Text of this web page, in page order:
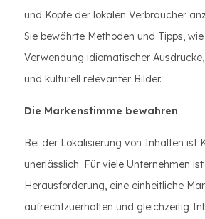
und Köpfe der lokalen Verbraucher
Sie bewährte Methoden und Tipps,
Verwendung idiomatischer
und kulturell relevanter Bilder.
Die Markenstimme bewahren
Bei der Lokalisierung von Inhalten ist
unerlässlich. Für viele Unternehmen
Herausforderung, eine einheitliche
aufrechtzuerhalten und gleichzeitig